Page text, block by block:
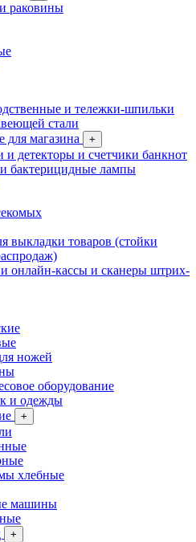
раковины
и тележки-шпильки
стали
для магазина
+
детекторы и счетчики банкнот
бактерицидные лампы
выкладки товаров (стойки
онлайн-кассы и сканеры штрих-
ножей
оборудование
и одежды
+
хлебные
машины
+